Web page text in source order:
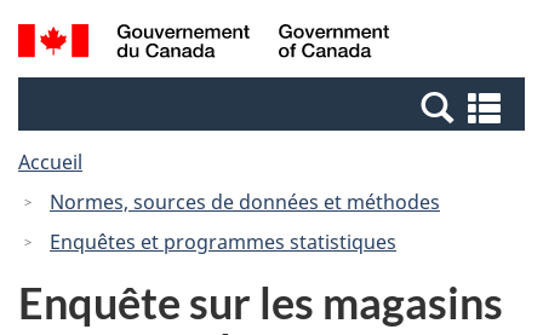
Passer
au
Passer
à
Canada
Recherche
et
et
Accueil
Normes, sources de données et méthodes
Enquêtes et programmes statistiques
Enquête sur les magasins